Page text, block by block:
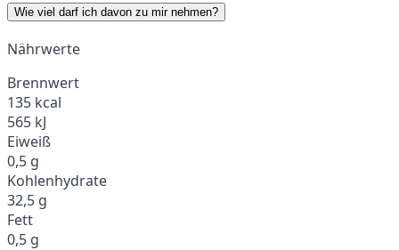
Wie viel darf ich davon zu mir nehmen?
Nährwerte
Brennwert
135 kcal
565 kJ
Eiweiß
0,5 g
Kohlenhydrate
32,5 g
Fett
0,5 g